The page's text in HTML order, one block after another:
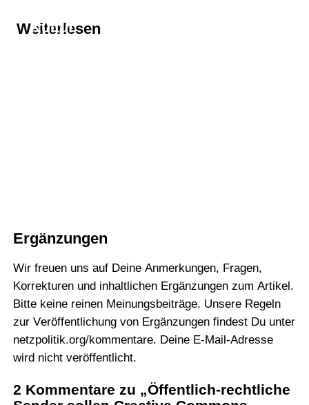
Weiterlesen
Kultur
Ergänzungen
Wir freuen uns auf Deine Anmerkungen, Fragen,
Korrekturen und inhaltlichen Ergänzungen zum Artikel.
Bitte keine reinen Meinungsbeiträge. Unsere Regeln
zur Veröffentlichung von Ergänzungen findest Du unter
netzpolitik.org/kommentare. Deine E-Mail-Adresse
wird nicht veröffentlicht.
2 Kommentare zu „Öffentlich-rechtliche